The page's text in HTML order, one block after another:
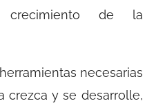
de la
necesarias
crezca y se desarrolle,